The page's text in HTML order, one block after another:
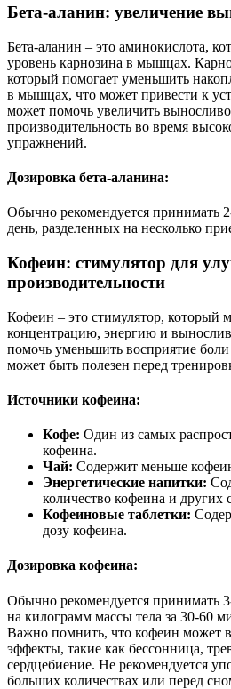
Бета-аланин: увеличение
Бета-аланин – это аминокислота,
уровень карнозина в мышцах.
который помогает уменьшить
в мышцах, что может привести к
может помочь увеличить
производительность во время
упражнений.
Дозировка бета-аланина:
Обычно рекомендуется принимать
день, разделенных на несколько
Кофеин: стимулятор для
производительности
Кофеин – это стимулятор, который
концентрацию, энергию и
помочь уменьшить восприятие
может быть полезен перед
Источники кофеина:
Кофе: Один из самых
кофеина.
Чай: Содержит меньше
Энергетические напитки:
количество кофеина и других
Кофеиновые таблетки:
дозу кофеина.
Дозировка кофеина:
Обычно рекомендуется принимать
на килограмм массы тела за 30-60
Важно помнить, что кофеин может
эффекты, такие как бессонница,
сердцебиение. Не рекомендуется
больших количествах или перед